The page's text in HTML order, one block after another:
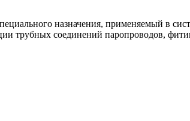
назначения, применяемый в
трубных соединений паропроводов,